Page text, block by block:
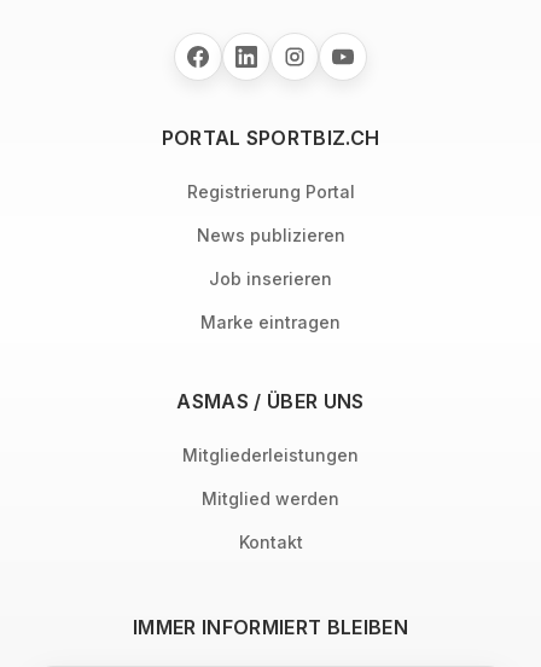
PORTAL SPORTBIZ.CH
Registrierung Portal
News publizieren
Job inserieren
Marke eintragen
ASMAS / ÜBER UNS
Mitgliederleistungen
Mitglied werden
Kontakt
IMMER INFORMIERT BLEIBEN